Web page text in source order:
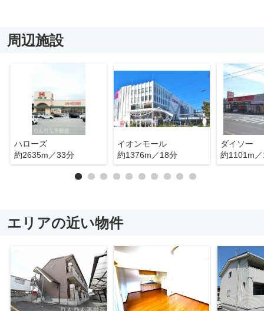
周辺施設
ハローズ
約2635m／33分
イオンモール
約1376m／18分
ダイソー
約1101m
エリアの近い物件